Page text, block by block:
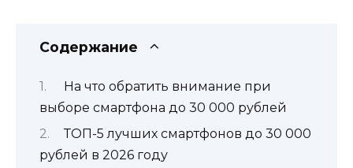
Содержание
На что обратить внимание при
выборе смартфона до 30 000 рублей
ТОП-5 лучших смартфонов до 30 000
рублей в 2026 году